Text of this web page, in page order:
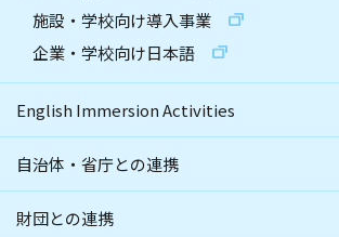
施設・学校向け導入事業
企業・学校向け日本語
English Immersion Activities
自治体・省庁との連携
財団との連携